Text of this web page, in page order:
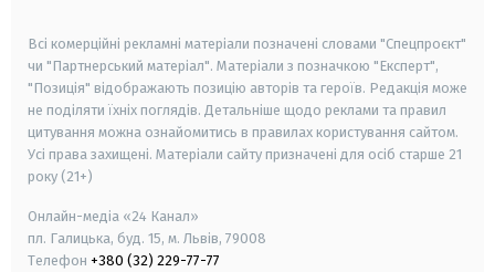
Всі комерційні рекламні матеріали позначені словами "Спецпроєкт"
чи "Партнерський матеріал". Матеріали з позначкою "Експерт",
"Позиція" відображають позицію авторів та героїв. Редакція може
не поділяти їхніх поглядів. Детальніше щодо реклами та правил
цитування можна ознайомитись в правилах користування сайтом.
Усі права захищені. Матеріали сайту призначені для осіб старше 21
року (21+)
Онлайн-медіа «24 Канал»
пл. Галицька, буд. 15, м. Львів, 79008
Телефон +380 (32) 229-77-77